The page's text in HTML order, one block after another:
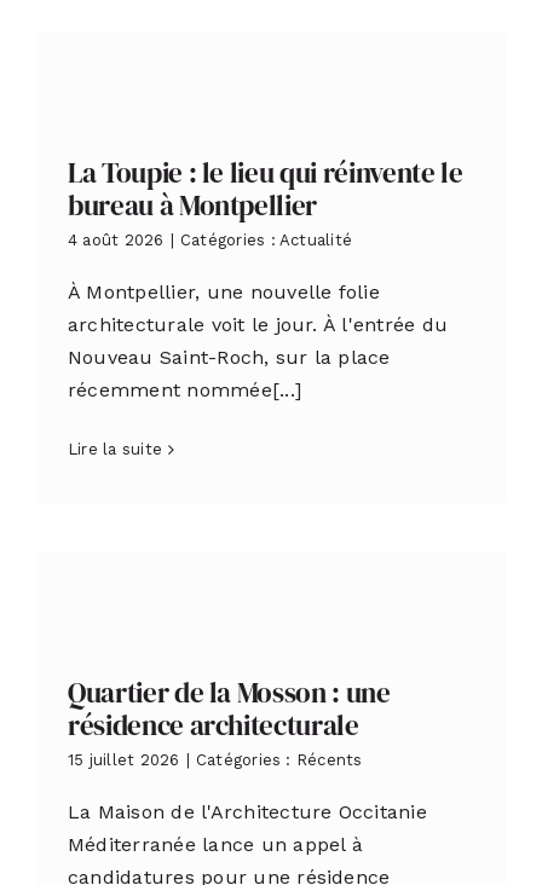
La Toupie : le lieu qui réinvente le
bureau à Montpellier
4 août 2026 Catégories : Actualité
À Montpellier, une nouvelle folie
architecturale voit le jour. À l'entrée du
Nouveau Saint-Roch, sur la place
récemment nommée[...]
Lire la suite
Quartier de la Mosson : une
résidence architecturale
15 juillet 2026 | Catégories : Récents
La Maison de l'Architecture Occitanie
Méditerranée lance un appel à
candidatures pour une résidence